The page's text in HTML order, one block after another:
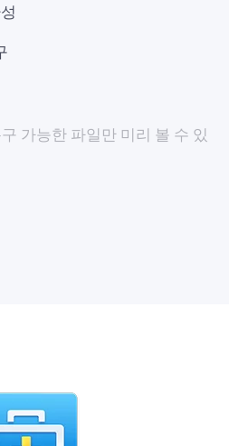
가능한 파일만 미리 볼 수 있